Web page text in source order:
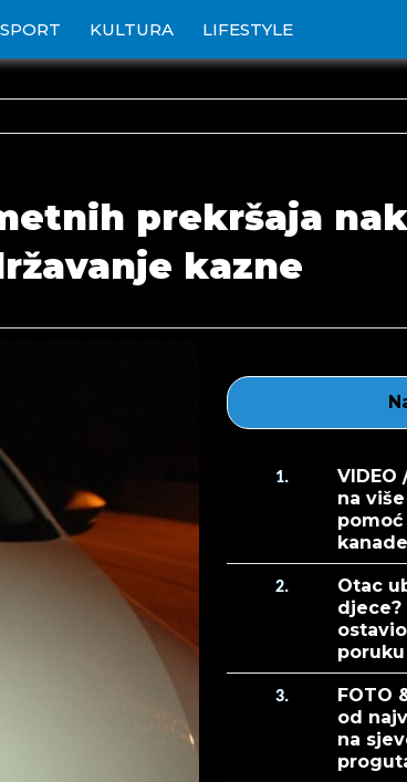
SPORT KULTURA LIFESTYLE
prekršaja
kazne
1.
VIDEO
na
2.
Otac
djece?
poruku
3.
FOTO
od
na